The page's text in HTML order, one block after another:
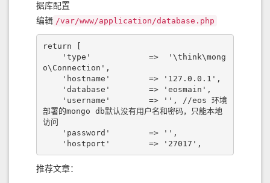
据库配置
编辑 /var/www/application/database.php
return [
o\Connection',
部署的mongo db默认没有用户名和密码，只能本地
访问
    'hostport'        => '27017',
推荐文章：